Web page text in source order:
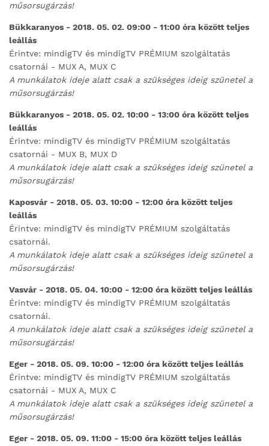
műsorsugárzás!
Bükkaranyos - 2018. 05. 02. 09:00 - 11:00 óra között teljes
leállás
Érintve: mindigTV és mindigTV PRÉMIUM szolgáltatás
csatornái - MUX A, MUX C
A munkálatok ideje alatt csak a szükséges ideig szünetel a
műsorsugárzás!
Bükkaranyos - 2018. 05. 02. 10:00 - 13:00 óra között teljes
leállás
Érintve: mindigTV és mindigTV PRÉMIUM szolgáltatás
csatornái - MUX B, MUX D
A munkálatok ideje alatt csak a szükséges ideig szünetel a
műsorsugárzás!
Kaposvár - 2018. 05. 03. 10:00 - 12:00 óra között teljes
leállás
Érintve: mindigTV és mindigTV PRÉMIUM szolgáltatás
csatornái.
A munkálatok ideje alatt csak a szükséges ideig szünetel a
műsorsugárzás!
Vasvár - 2018. 05. 04. 10:00 - 12:00 óra között teljes leállás
Érintve: mindigTV és mindigTV PRÉMIUM szolgáltatás
csatornái.
A munkálatok ideje alatt csak a szükséges ideig szünetel a
műsorsugárzás!
Eger - 2018. 05. 09. 10:00 - 12:00 óra között teljes leállás
Érintve: mindigTV és mindigTV PRÉMIUM szolgáltatás
csatornái - MUX A, MUX C
A munkálatok ideje alatt csak a szükséges ideig szünetel a
műsorsugárzás!
Eger - 2018. 05. 09. 11:00 - 15:00 óra között teljes leállás